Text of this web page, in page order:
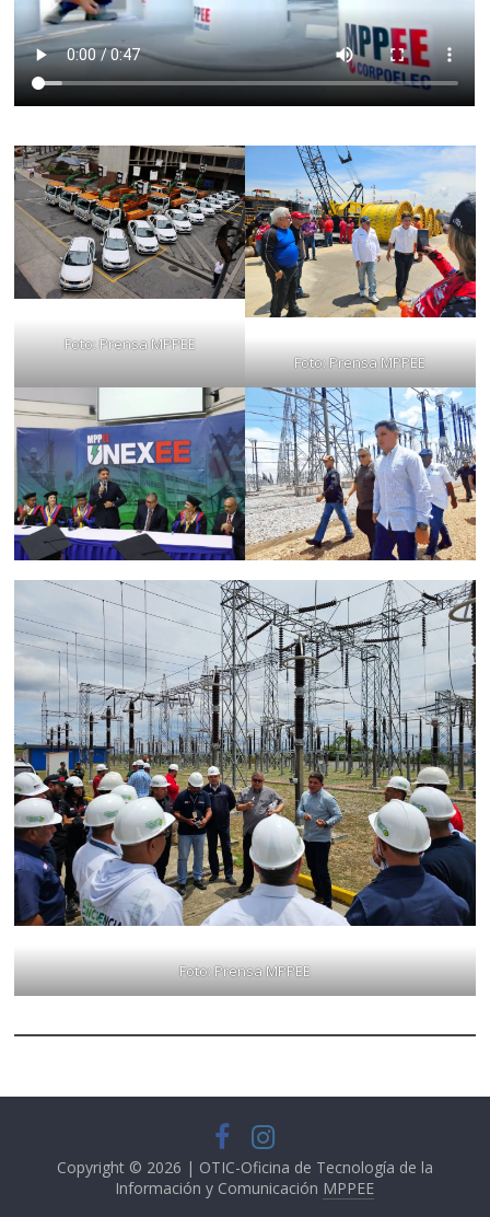
Foto: Prensa MPPEE
Foto: Prensa MPPEE
Foto: Prensa MPPEE
Copyright © 2026 | OTIC-Oficina de Tecnología de la
Información y Comunicación MPPEE